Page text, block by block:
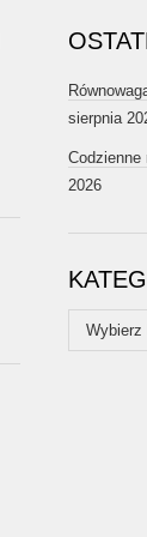
sierpnia
Codzienne
2026
Kategoria